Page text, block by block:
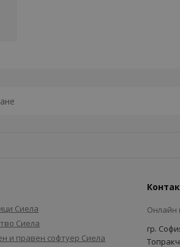
Сиела
Сиела
и правен софтуер Сиела
Онлайн
гр.